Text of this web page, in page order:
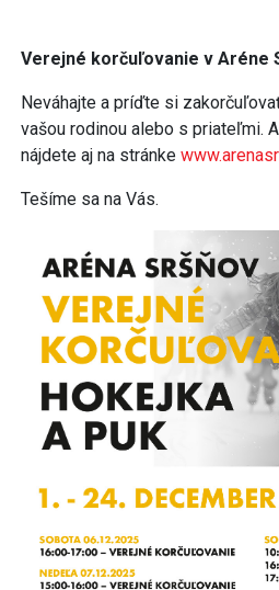
Verejné korčuľovanie v Aréne
Neváhajte a príďte si
vašou rodinou alebo s priateľmi.
nájdete aj na stránke
Tešíme sa na Vás.